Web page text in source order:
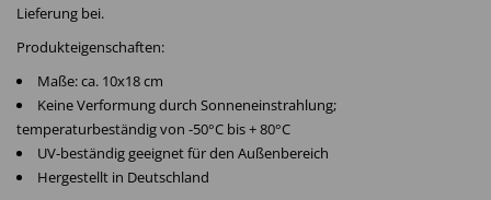
Lieferung bei.
Produkteigenschaften:
Maße: ca. 10x18 cm
Keine Verformung durch Sonneneinstrahlung;
temperaturbeständig von -50°C bis + 80°C
UV-beständig geeignet für den Außenbereich
Hergestellt in Deutschland